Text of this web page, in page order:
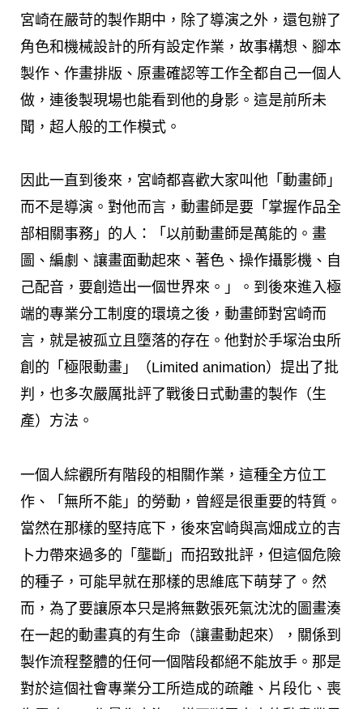
宮崎在嚴苛的製作期中，除了導演之外，還包辦了
角色和機械設計的所有設定作業，故事構想、腳本
製作、作畫排版、原畫確認等工作全都自己一個人
做，連後製現場也能看到他的身影。這是前所未
聞，超人般的工作模式。
因此一直到後來，宮崎都喜歡大家叫他「動畫師」
而不是導演。對他而言，動畫師是要「掌握作品全
部相關事務」的人：「以前動畫師是萬能的。畫
圖、編劇、讓畫面動起來、著色、操作攝影機、自
己配音，要創造出一個世界來。」。到後來進入極
端的專業分工制度的環境之後，動畫師對宮崎而
言，就是被孤立且墮落的存在。他對於手塚治虫所
創的「極限動畫」（Limited animation）提出了批
判，也多次嚴厲批評了戰後日式動畫的製作（生
產）方法。
一個人綜觀所有階段的相關作業，這種全方位工
作、「無所不能」的勞動，曾經是很重要的特質。
當然在那樣的堅持底下，後來宮崎與高畑成立的吉
卜力帶來過多的「壟斷」而招致批評，但這個危險
的種子，可能早就在那樣的思維底下萌芽了。然
而，為了要讓原本只是將無數張死氣沈沈的圖畫湊
在一起的動畫真的有生命（讓畫動起來），關係到
製作流程整體的任何一個階段都絕不能放手。那是
對於這個社會專業分工所造成的疏離、片段化、喪